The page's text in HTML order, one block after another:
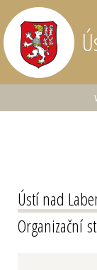
Ústí nad
Organizační